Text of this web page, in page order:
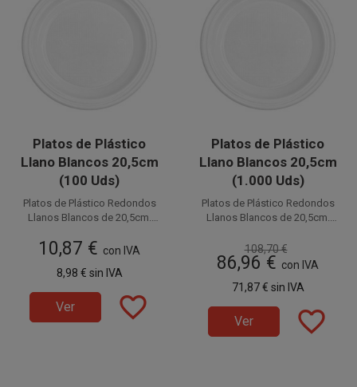
Platos de Plástico
Llano Blancos 20,5cm
(100 Uds)
Platos de Plástico Redondos
Llanos Blancos de 20,5cm.
Este plato por su tamaño es
llamado también Plato de
Plástico Llano. Ideales para
servir cualquier tipo de comida.
paquetes de 100 unidades.
10,87 € con IVA
8,98 € sin IVA
Ver favorite_border
Platos de Plástico
Llano Blancos 20,5cm
(1.000 Uds)
Platos de Plástico Redondos
Llanos Blancos de 20,5cm.
Este plato por su tamaño es
llamado también Plato de
Plástico Llano. Ideales para
servir cualquier tipo de comida.
de 1.000 unidades, distribuidas
en 10 paquetes de 100
108,70 €
86,96 € con IVA
71,87 € sin IVA
Ver favorite_border